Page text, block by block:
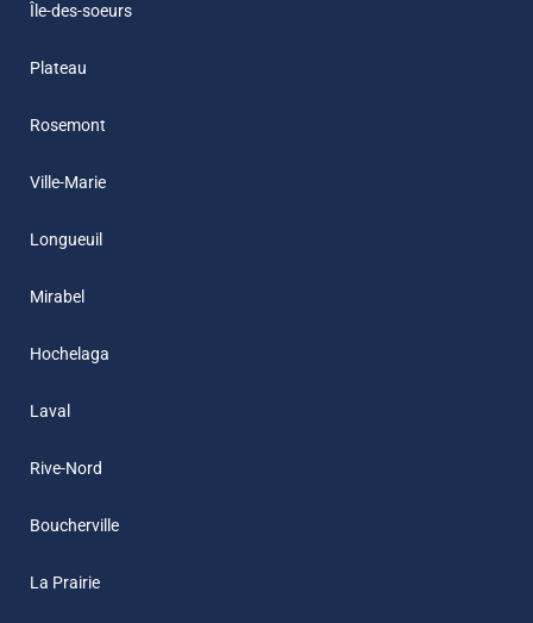
Île-des-soeurs
Plateau
Rosemont
Ville-Marie
Longueuil
Mirabel
Hochelaga
Laval
Rive-Nord
Boucherville
La Prairie